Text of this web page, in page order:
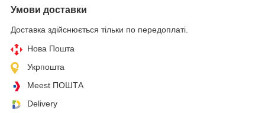
Умови доставки
Доставка здійснюється тільки по передоплаті.
Нова Пошта
Укрпошта
Meest ПОШТА
Delivery